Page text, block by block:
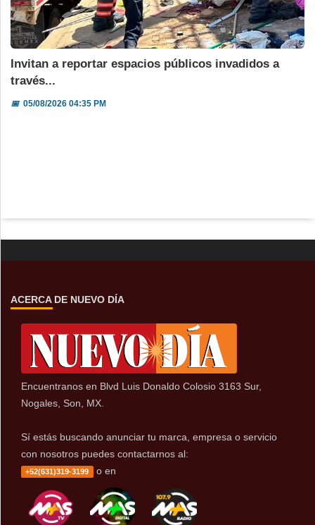
Invitan a reportar espacios públicos invadidos a
través...
📅05/08/2026 04:35 PM
ACERCA DE NUEVO DÍA
Encuentranos en Blvd Luis Donaldo Colosio 3163 Sur,
Nogales, Son, MX.
Sí estás buscando anunciar tu marca, empresa o servicio
con nosotros puedes contactarnos al:
+52(631)319-3199 o en